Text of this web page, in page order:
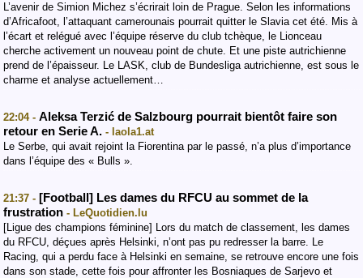
L’avenir de Simion Michez s’écrirait loin de Prague. Selon les informations
d’Africafoot, l’attaquant camerounais pourrait quitter le Slavia cet été. Mis à
l’écart et relégué avec l’équipe réserve du club tchèque, le Lionceau
cherche activement un nouveau point de chute. Et une piste autrichienne
prend de l’épaisseur. Le LASK, club de Bundesliga autrichienne, est sous le
charme et analyse actuellement…
22:04 - Aleksa Terzić de Salzbourg pourrait bientôt faire son
retour en Serie A. - laola1.at
Le Serbe, qui avait rejoint la Fiorentina par le passé, n’a plus d’importance
dans l’équipe des « Bulls ».
21:37 - [Football] Les dames du RFCU au sommet de la
frustration - LeQuotidien.lu
[Ligue des champions féminine] Lors du match de classement, les dames
du RFCU, déçues après Helsinki, n’ont pas pu redresser la barre. Le
Racing, qui a perdu face à Helsinki en semaine, se retrouve encore une fois
dans son stade, cette fois pour affronter les Bosniaques de Sarjevo et